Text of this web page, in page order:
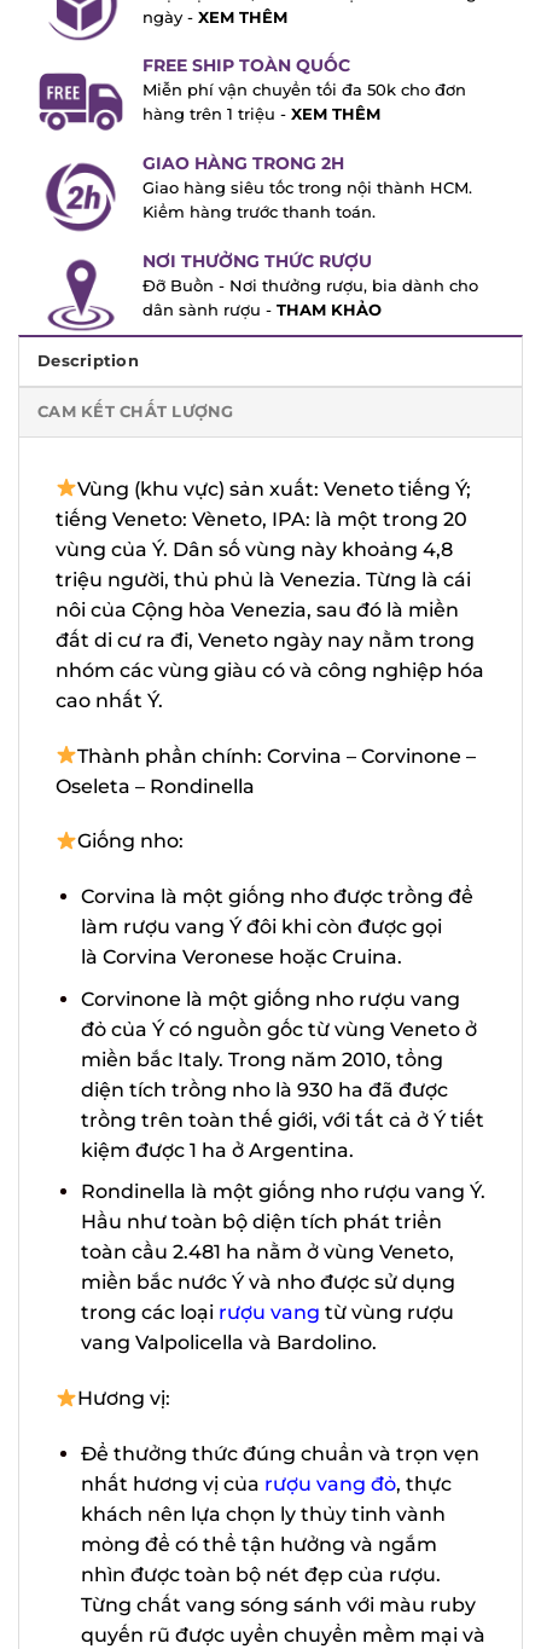
7 ngày -XEM THÊM
FREE SHIP TOÀN QUỐC
Miễn phí vận chuyển tối đa 50k cho đơn
hàng trên 1 triệu -
XEM THÊM
GIAO HÀNG TRONG 2H
Giao hàng siêu tốc trong nội thành HCM.
Kiểm hàng trước thanh toán.
NƠI THƯỞNG THỨC RƯỢU
Đỡ Buồn - Nơi thưởng rượu, bia dành cho
dân sành rượu -
THAM KHẢO
Description
CAM KẾT CHẤT LƯỢNG
Vùng (khu vực) sản xuất: Veneto tiếng
Ý; tiếng Veneto: Vèneto, IPA: là một trong
20 vùng của Ý. Dân số vùng này khoảng
4,8 triệu người, thủ phủ là Venezia. Từng
là cái nôi của Cộng hòa Venezia, sau đó là
miền đất di cư ra đi, Veneto ngày nay
nằm trong nhóm các vùng giàu có và
công nghiệp hóa cao nhất Ý.
Thành phần chính: Corvina – Corvinone
– Oseleta – Rondinella
Giống nho:
Corvina là một giống nho được trồng
để làm rượu vang Ý đôi khi còn được
gọi là Corvina Veronese hoặc Cruina.
Corvinone là một giống nho rượu vang
đỏ của Ý có nguồn gốc từ vùng Veneto
ở miền bắc Italy. Trong năm 2010, tổng
diện tích trồng nho là 930 ha đã được
trồng trên toàn thế giới, với tất cả ở Ý
tiết kiệm được 1 ha ở Argentina.
Rondinella là một giống nho rượu vang
Ý. Hầu như toàn bộ diện tích phát triển
toàn cầu 2.481 ha nằm ở vùng Veneto,
miền bắc nước Ý và nho được sử dụng
trong các loại rượu vang từ vùng rượu
vang Valpolicella và Bardolino.
Hương vị:
Để thưởng thức đúng chuẩn và trọn
vẹn nhất hương vị của rượu vang đỏ,
thực khách nên lựa chọn ly thủy tinh
vành mỏng để có thể tận hưởng và
ngắm nhìn được toàn bộ nét đẹp của
rượu. Từng chất vang sóng sánh với
màu ruby quyến rũ được uyển chuyển